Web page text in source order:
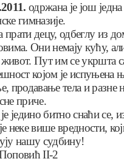
одржана је још
гимназије.
прати децу, одбеглу из
Они немају кућу,
Пут им се укршта
којом је испуњена
продавање тела и разне
приче.
једино битно снаћи се,
неке више вредности,
нашу судбину!
II-2